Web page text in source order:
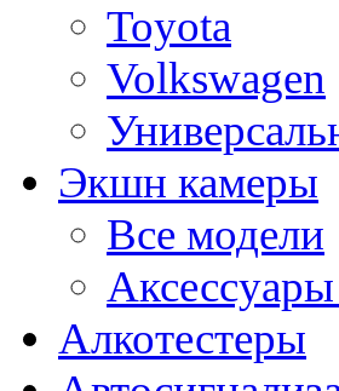
Toyota
Volkswagen
Экшн камеры
Все модели
Алкотестеры